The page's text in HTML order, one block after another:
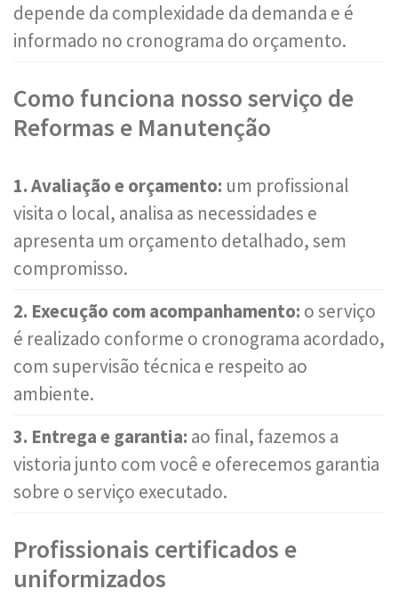
depende da complexidade da demanda e é
informado no cronograma do orçamento.
Como funciona nosso serviço de
Reformas e Manutenção
1. Avaliação e orçamento: um profissional
visita o local, analisa as necessidades e
apresenta um orçamento detalhado, sem
compromisso.
2. Execução com acompanhamento: o serviço
é realizado conforme o cronograma acordado,
com supervisão técnica e respeito ao
ambiente.
3. Entrega e garantia: ao final, fazemos a
vistoria junto com você e oferecemos garantia
sobre o serviço executado.
Profissionais certificados e
uniformizados